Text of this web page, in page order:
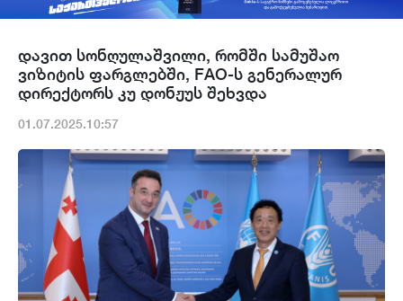
დავით სონღულაშვილი, რომში სამუშაო
ვიზიტის ფარგლებში, FAO-ს გენერალურ
დირექტორს კუ დონჟუს შეხვდა
01.07.2025.10:57